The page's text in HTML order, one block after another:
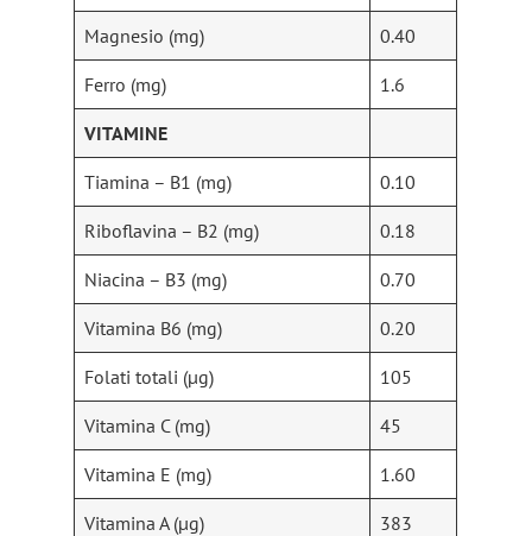
Magnesio (mg) 0.40
Ferro (mg) 1.6
VITAMINE
Tiamina – B1 (mg) 0.10
Riboflavina – B2 (mg) 0.18
Niacina – B3 (mg) 0.70
Vitamina B6 (mg) 0.20
Folati totali (µg) 105
Vitamina C (mg) 45
Vitamina E (mg) 1.60
Vitamina A (µg) 383